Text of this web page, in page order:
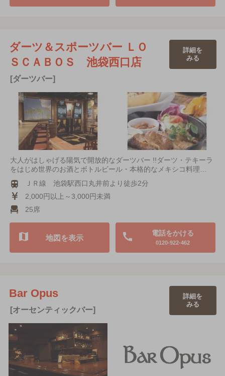
ダーツ＆スポーツバー ＬＯ
ＳＣＡＢＯＳ 池袋西口店
[ダーツバー]
詳細を
みる
大人がはしゃげる陽気で開放的なダーツバー !!ダーツ・テキーラ
をはじめ世界のお酒とボトルビール・本格的なメキシコ料理…
ＪＲ線 池袋駅西口丸井前より徒歩2分
2,000円以上～3,000円未満
25席
電話をかける
0120-922-462
地図を表示
Bar Opus
[オーセンティックバー]
詳細を
みる